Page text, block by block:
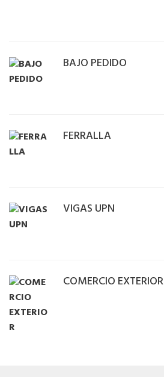
BAJO PEDIDO
FERRALLA
VIGAS UPN
COMERCIO EXTERIOR